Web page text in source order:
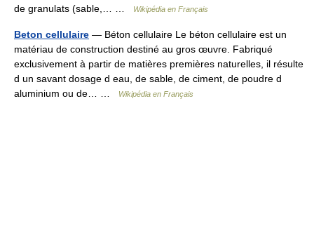
de granulats (sable,… …
Wikipédia en Français
Beton cellulaire — Béton cellulaire Le béton cellulaire est un
matériau de construction destiné au gros œuvre. Fabriqué
exclusivement à partir de matières premières naturelles, il résulte
d un savant dosage d eau, de sable, de ciment, de poudre d
aluminium ou de… …
Wikipédia en Français